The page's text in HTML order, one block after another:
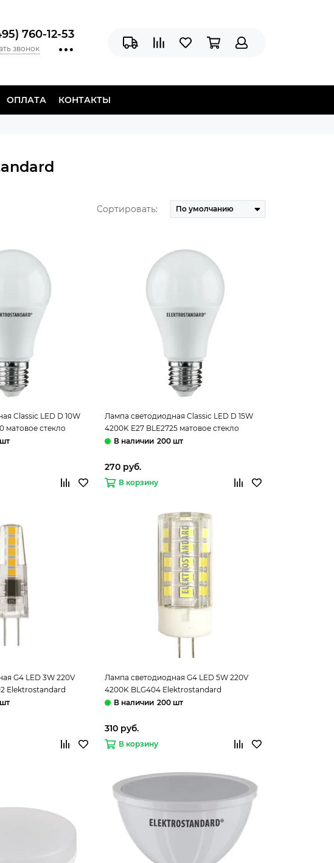
760-12-53
звонок
ОПЛАТА КОНТАКТЫ
Сортировать:
Classic LED D 10W
матовое стекло
Лампа светодиодная Classic LED D 15W
4200K E27 BLE2725 матовое стекло
Elektrostandard200 шт
270 руб.
В корзину
G4 LED 3W 220V
Elektrostandard
Лампа светодиодная G4 LED 5W 220V
4200K BLG404 Elektrostandard
200 шт
310 руб.
В корзину